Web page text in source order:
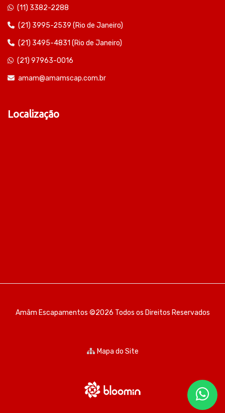
(11) 3382-2288
(21) 3995-2539 (Rio de Janeiro)
(21) 3495-4831 (Rio de Janeiro)
(21) 97963-0016
amam@amamscap.com.br
Localização
Amâm Escapamentos ©2026 Todos os Direitos Reservados
Mapa do Site